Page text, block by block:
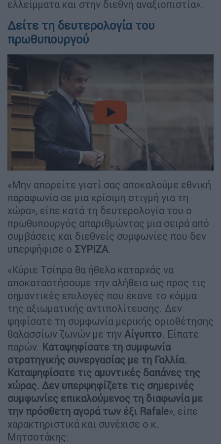
ελλείμματα και στην διεθνή αναξιοπιστία».
Δείτε τη δευτερολογία του
πρωθυπουργού
video
«Μην απορείτε γιατί σας αποκαλούμε εθνική
παραφωνία σε μια κρίσιμη στιγμή για τη
χώρα», είπε κατά τη δευτερολογία του ο
πρωθυπουργός απαριθμώντας μια σειρά από
συμβάσεις και διεθνείς συμφωνίες που δεν
υπερψήφισε ο ΣΥΡΙΖΑ.
«Κύριε Τσίπρα θα ήθελα καταρχάς να
αποκαταστήσουμε την αλήθεια ως προς τις
σημαντικές επιλογές που έκανε το κόμμα
της αξιωματικής αντιπολίτευσης. Δεν
ψηφίσατε τη συμφωνία μερικής οριοθέτησης
θαλασσίων ζωνών με την Αίγυπτο. Είπατε
παρών. Καταψηφίσατε τη συμφωνία
στρατηγικής συνεργασίας με τη Γαλλία.
Καταψηφίσατε τις αμυντικές δαπάνες της
χώρας. Δεν υπερψηφίζετε τις σημερινές
συμφωνίες επικαλούμενος τη διαφωνία με
την πρόσθετη αγορά των έξι Rafale», είπε
χαρακτηριστικά και συνέχισε ο κ.
Μητσοτάκης: